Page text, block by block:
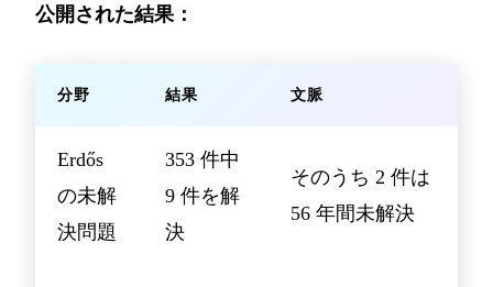
公開された結果：
分野 結果 文脈
Erdős
の未解
決問題
353 件中
9 件を解
決
そのうち 2 件は
56 年間未解決